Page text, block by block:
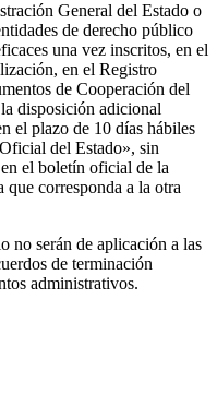
General del Estado o
de derecho público
una vez inscritos, en el
en el Registro
de Cooperación del
disposición adicional
el plazo de 10 días hábiles
del Estado», sin
el boletín oficial de la
corresponda a la otra
no serán de aplicación a las
de terminación
administrativos.